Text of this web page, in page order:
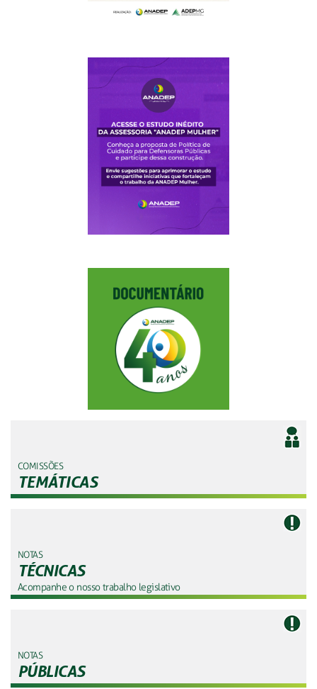
COMISSÕES
TEMÁTICAS
NOTAS
TÉCNICAS
Acompanhe o nosso trabalho legislativo
NOTAS
PÚBLICAS